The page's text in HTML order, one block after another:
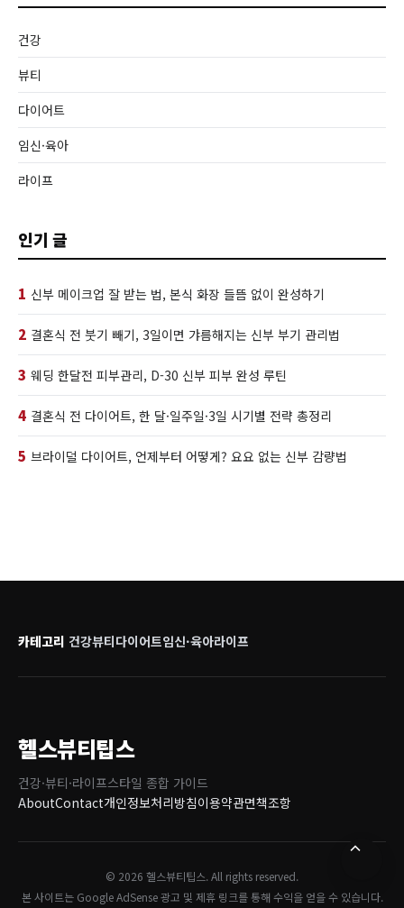
건강
뷰티
다이어트
임신·육아
라이프
인기 글
1 신부 메이크업 잘 받는 법, 본식 화장 들뜸 없이 완성하기
2 결혼식 전 붓기 빼기, 3일이면 갸름해지는 신부 부기 관리법
3 웨딩 한달전 피부관리, D-30 신부 피부 완성 루틴
4 결혼식 전 다이어트, 한 달·일주일·3일 시기별 전략 총정리
5 브라이덜 다이어트, 언제부터 어떻게? 요요 없는 신부 감량법
카테고리 건강뷰티다이어트임신·육아라이프
헬스뷰티팁스
건강·뷰티·라이프스타일 종합 가이드
AboutContact개인정보처리방침이용약관면책조항
© 2026 헬스뷰티팁스. All rights reserved.
본 사이트는 Google AdSense 광고 및 제휴 링크를 통해 수익을 얻을 수 있습니다.